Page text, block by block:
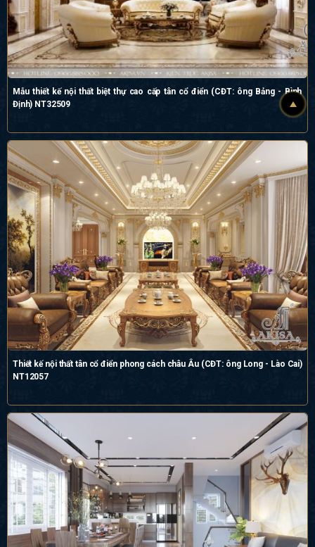
Mẫu thiết kế nội thất biệt thự cao cấp tân cổ điển (CĐT: ông Bảng - Bình
Định) NT32509
Thiết kế nội thất tân cổ điển phong cách châu Âu (CĐT: ông Long - Lào Cai)
NT12057